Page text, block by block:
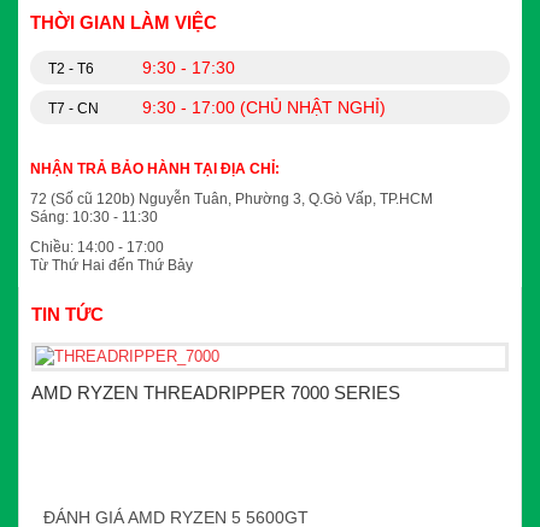
THỜI GIAN LÀM VIỆC
T2 - T6 9:30 - 17:30
T7 - CN 9:30 - 17:00 (CHỦ NHẬT NGHỈ)
NHẬN TRẢ BẢO HÀNH TẠI ĐỊA CHỈ:
72 (Số cũ 120b) Nguyễn Tuân, Phường 3, Q.Gò Vấp, TP.HCM
Sáng: 10:30 - 11:30
Chiều: 14:00 - 17:00
Từ Thứ Hai đến Thứ Bảy
TIN TỨC
AMD RYZEN THREADRIPPER 7000 SERIES
ĐÁNH GIÁ AMD RYZEN 5 5600GT